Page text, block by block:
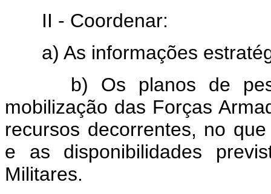
II - Coordenar:
a) As informações
b) Os planos de
mobilização das Forças
recursos decorrentes, no
e as disponibilidades
Militares.